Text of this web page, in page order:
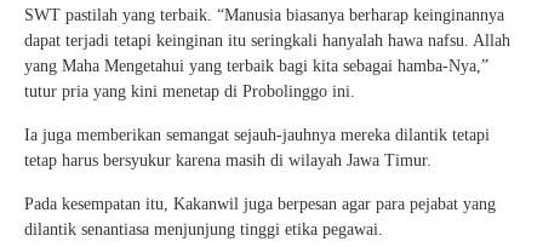
SWT pastilah yang terbaik. “Manusia biasanya berharap keinginannya
dapat terjadi tetapi keinginan itu seringkali hanyalah hawa nafsu. Allah
yang Maha Mengetahui yang terbaik bagi kita sebagai hamba-Nya,”
tutur pria yang kini menetap di Probolinggo ini.
Ia juga memberikan semangat sejauh-jauhnya mereka dilantik tetapi
tetap harus bersyukur karena masih di wilayah Jawa Timur.
Pada kesempatan itu, Kakanwil juga berpesan agar para pejabat yang
dilantik senantiasa menjunjung tinggi etika pegawai.